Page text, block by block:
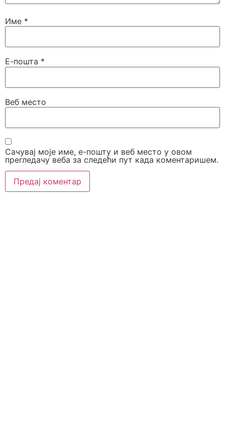
Име *
Е-пошта *
Веб место
Сачувај моје име, е-пошту и веб место у овом
прегледачу веба за следећи пут када коментаришем.